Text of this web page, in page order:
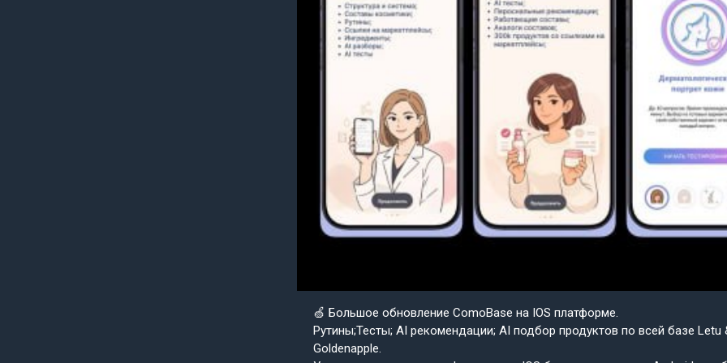
🍏 Большое обновление ComoBase на IOS платформе.
Рутины;Тесты; AI рекомендации; AI подбор продуктов по всей базе Letu
Goldenapple.